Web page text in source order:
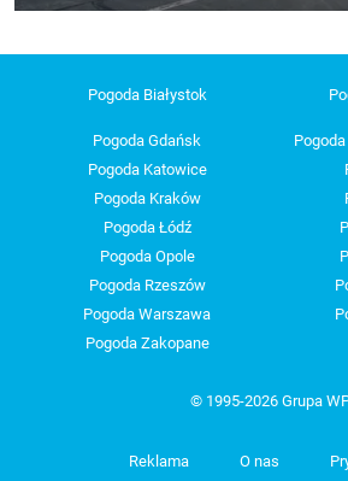
Pogoda Białystok
Pogoda Gdańsk
Pogoda Katowice
Pogoda Kraków
Pogoda Łódź
Pogoda Opole
Pogoda Rzeszów
Pogoda Warszawa
Pogoda Zakopane
© 1995-2026 Grupa
Reklama O nas